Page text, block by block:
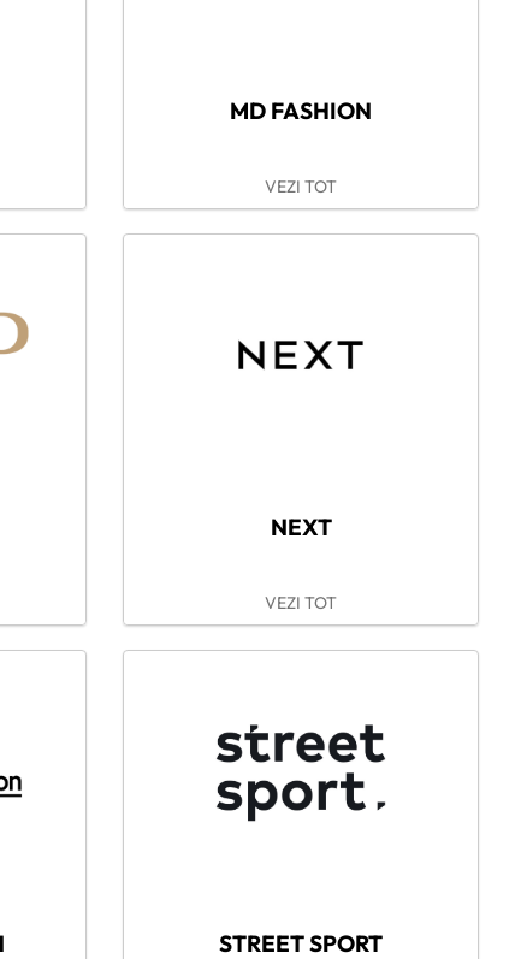
MD FASHION
VEZI TOT
NEXT
VEZI TOT
STREET SPORT